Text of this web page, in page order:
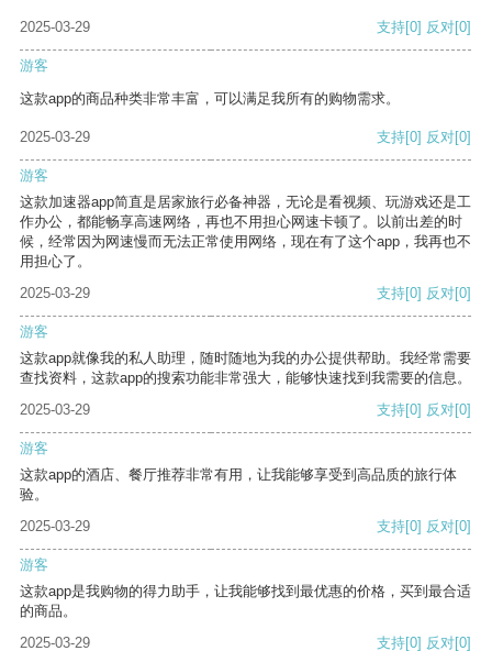
2025-03-29 支持[0] 反对[0]
游客
这款app的商品种类非常丰富，可以满足我所有的购物需求。
2025-03-29 支持[0] 反对[0]
游客
这款加速器app简直是居家旅行必备神器，无论是看视频、玩游戏还是工
作办公，都能畅享高速网络，再也不用担心网速卡顿了。以前出差的时
候，经常因为网速慢而无法正常使用网络，现在有了这个app，我再也不
用担心了。
2025-03-29
支持[0] 反对[0]
游客
这款app就像我的私人助理，随时随地为我的办公提供帮助。我经常需要
查找资料，这款app的搜索功能非常强大，能够快速找到我需要的信息。
2025-03-29
支持[0] 反对[0]
游客
这款app的酒店、餐厅推荐非常有用，让我能够享受到高品质的旅行体
验。
2025-03-29
支持[0] 反对[0]
游客
这款app是我购物的得力助手，让我能够找到最优惠的价格，买到最合适
的商品。
2025-03-29
支持[0] 反对[0]